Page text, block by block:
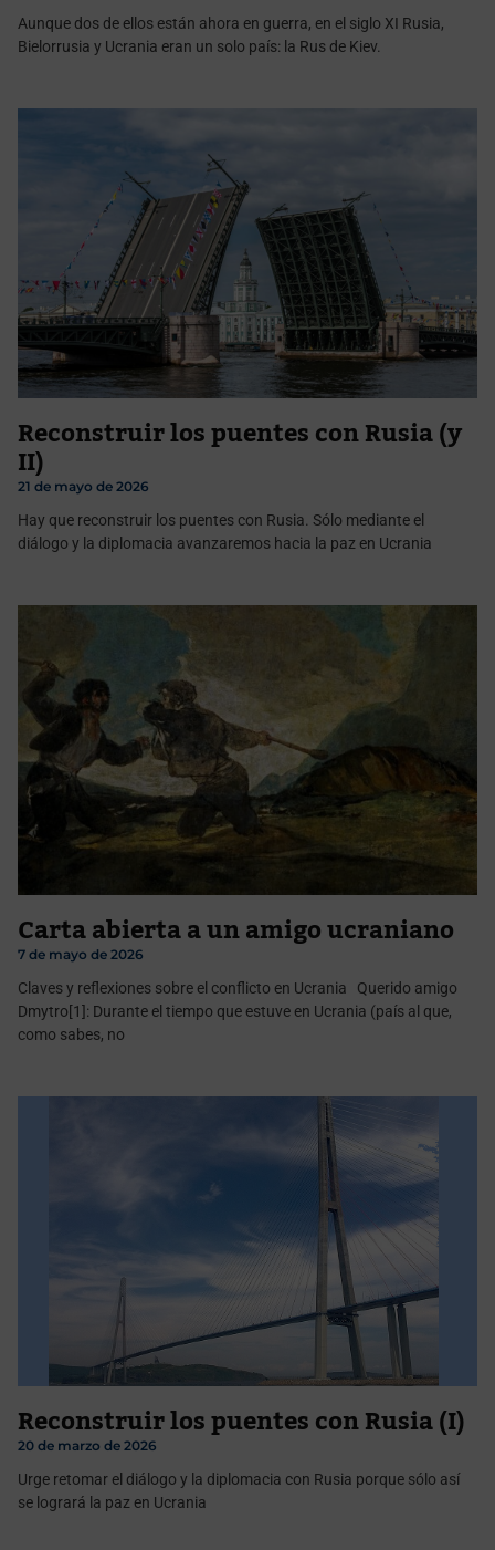
Aunque dos de ellos están ahora en guerra, en el siglo XI Rusia,
Bielorrusia y Ucrania eran un solo país: la Rus de Kiev.
Reconstruir los puentes con Rusia (y
II)
21 de mayo de 2026
Hay que reconstruir los puentes con Rusia. Sólo mediante el
diálogo y la diplomacia avanzaremos hacia la paz en Ucrania
Carta abierta a un amigo ucraniano
7 de mayo de 2026
Claves y reflexiones sobre el conflicto en Ucrania Querido amigo
Dmytro[1]: Durante el tiempo que estuve en Ucrania (país al que,
como sabes, no
Reconstruir los puentes con Rusia (I)
20 de marzo de 2026
Urge retomar el diálogo y la diplomacia con Rusia porque sólo así
se logrará la paz en Ucrania